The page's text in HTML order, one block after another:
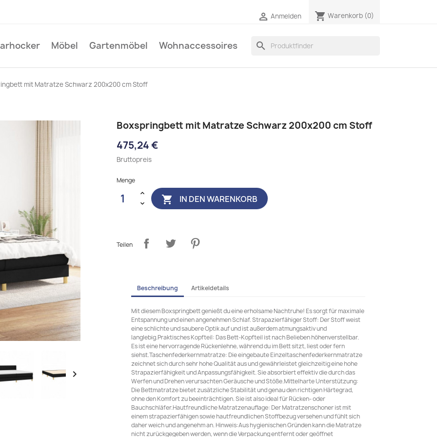
 Anmelden shopping_cart Warenkorb (0)
Möbel Gartenmöbel Wohnaccessoires search
mit Matratze Schwarz 200x200 cm Stoff

Boxspringbett mit Matratze Schwarz 200x200 cm Stoff
475,24 €
Bruttopreis
Menge
 IN DEN WARENKORB
Teilen
Beschreibung Artikeldetails
Mit diesem Boxspringbett genießt du eine erholsame Nachtruhe! Es sorgt für maximale
Entspannung und einen angenehmen Schlaf. Strapazierfähiger Stoff: Der Stoff weist
eine schlichte und saubere Optik auf und ist außerdem atmungsaktiv und
langlebig.Praktisches Kopfteil: Das Bett-Kopfteil ist nach Belieben höhenverstellbar.
Es ist eine hervorragende Rückenlehne, während du im Bett sitzt, liest oder fern
siehst.Taschenfederkernmatratze: Die eingebaute Einzeltaschenfederkernmatratze
zeichnet sich durch sehr hohe Qualität aus und gewährleistet gleichzeitig eine hohe
Strapazierfähigkeit und Anpassungsfähigkeit. Sie absorbiert effektiv die durch das
Werfen und Drehen verursachten Geräusche und Stöße.Mittelharte Unterstützung:
Die Bettmatratze bietet zusätzliche Stabilität und genau den richtigen Härtegrad,
ohne den Komfort zu beeinträchtigen. Sie ist also ideal für Rücken- oder
Bauchschläfer.Hautfreundliche Matratzenauflage: Der Matratzenschoner ist mit
einem strapazierfähigen sowie hautfreundlichen Stoffbezug versehen und fühlt sich
daher weich und angenehm an. Hinweis:Aus hygienischen Gründen kann die Matratze
nicht zurückgegeben werden, wenn die Verpackung entfernt oder geöffnet